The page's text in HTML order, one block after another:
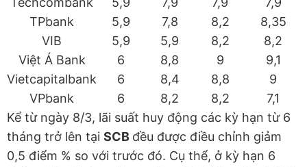
TPbank
5,9 7,8 8,2
8,35
VIB
5,9 5,9 8,2
8,2
Việt Á Bank
6 8,8 9
9,1
Vietcapitalbank
6 8,4 8,8
9
VPbank
6 8,2 8,2
7,1
Kể từ ngày 8/3, lãi suất huy động các kỳ hạn từ 6
tháng trở lên tại SCB đều được điều chỉnh giảm
0,5 điểm % so với trước đó. Cụ thể, ở kỳ hạn 6